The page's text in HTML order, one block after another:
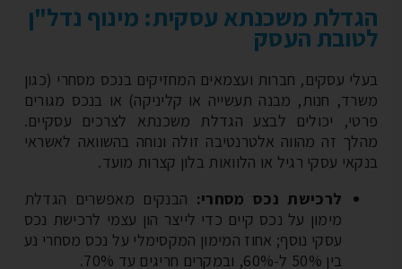
משכנתא עסקית: מינוף נדל"ן
העסק
עסקים, חברות ועצמאים המחזיקים בנכס מסחרי (כגון
חנות, מבנה תעשייה או קליניקה) או בנכס מגורים
יכולים לבצע הגדלת משכנתא לצרכים עסקיים.
זה מהווה אלטרנטיבה זולה ונוחה בהשוואה לאשראי
עסקי רגיל או הלוואות בלון קצרות מועד.
לרכישת נכס מסחרי:הבנקים מאפשרים הגדלת
מימון על נכס קיים כדי לייצר הון עצמי לרכישת נכס
עסקי נוסף; אחוז המימון המקסימלי על נכס מסחרי נע